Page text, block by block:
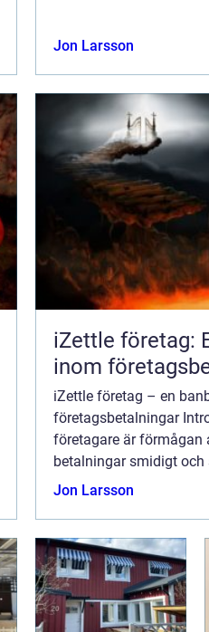
betalningsalternati...
Jon Larsson
iZettle företag:
inom
iZettle företag – en
företagsbetalningar
företagare är förmågan
betalningar smidigt och
för framgång. iZettle är
Jon Larsson